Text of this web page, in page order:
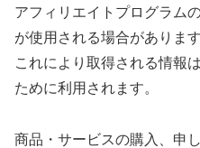
アフィリエイトプログラム
が使用される場合があります
これにより取得される情報
ために利用されます。
商品・サービスの購入、申